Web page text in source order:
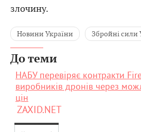
злочину.
Новини України Збройні сили
До теми
НАБУ перевіряє контракти
виробників дронів через
цін
ZAXID.NET